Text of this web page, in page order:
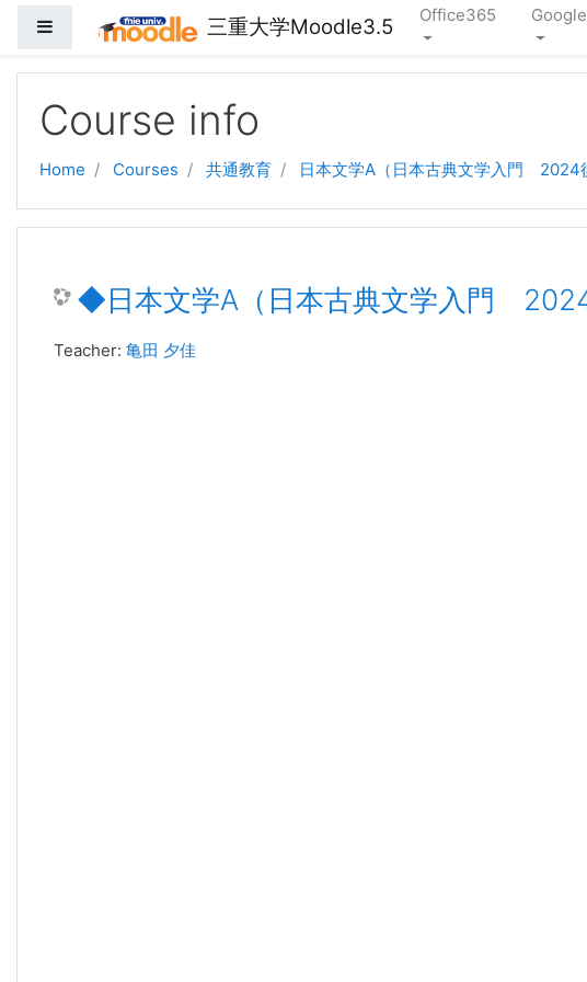
Side panel 三重大学Moodle3.5 Office365 Google
Course info
Home Courses 共通教育 日本文学A（日本古典文学入門
◆日本文学A（日本古典文学入門
Teacher: 亀田 夕佳